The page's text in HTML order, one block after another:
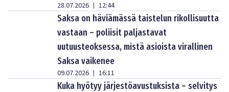
28.07.2026 | 12:44
Saksa on häviämässä taistelun rikollisuutta
vastaan – poliisit paljastavat
uutuusteoksessa, mistä asioista virallinen
Saksa vaikenee
09.07.2026 | 16:11
Kuka hyötyy järjestöavustuksista – selvitys